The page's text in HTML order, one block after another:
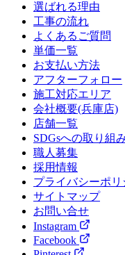
選ばれる理由
工事の流れ
よくあるご質問
単価一覧
お支払い方法
アフターフォロー
施工対応エリア
会社概要(兵庫店)
店舗一覧
SDGsへの取り組
職人募集
採用情報
プライバシーポリ
サイトマップ
お問い合せ
Instagram
Facebook